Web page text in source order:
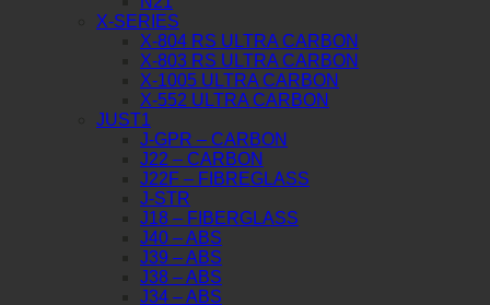
X-SERIES
X-804 RS ULTRA CARBON
X-803 RS ULTRA CARBON
X-1005 ULTRA CARBON
X-552 ULTRA CARBON
JUST1
J-GPR – CARBON
J22 – CARBON
J22F – FIBREGLASS
J-STR
J18 – FIBERGLASS
J40 – ABS
J39 – ABS
J38 – ABS
J34 – ABS